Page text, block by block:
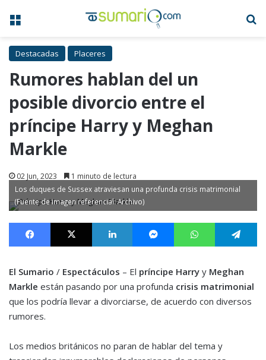
Menú
Destacadas Placeres
Rumores hablan del un
posible divorcio entre el
príncipe Harry y Meghan
Markle
02 Jun, 2023 1 minuto de lectura
Los duques de Sussex atraviesan una profunda crisis matrimonial
(Fuente de imagen referencial: Archivo)
Facebook X LinkedIn MessengerWhatsApp
El Sumario / Espectáculos – El príncipe Harry y Meghan
Markle están pasando por una profunda crisis matrimonial
que los podría llevar a divorciarse, de acuerdo con diversos
rumores.
Los medios británicos no paran de hablar del tema y